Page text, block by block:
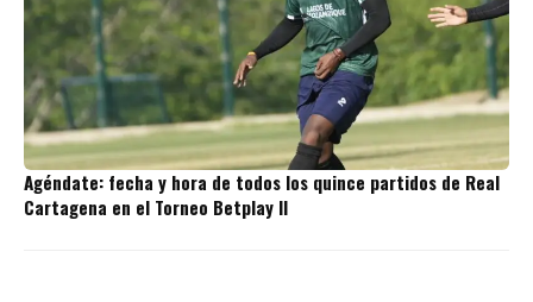
Agéndate: fecha y hora de todos los quince partidos de Real
Cartagena en el Torneo Betplay II